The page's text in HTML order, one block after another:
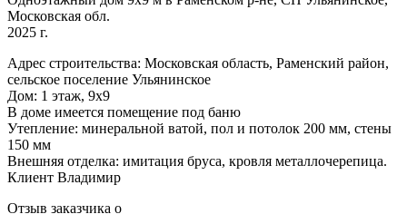
Московская обл.
2025 г.
Адрес строительства: Московская область, Раменский район,
сельское поселение Ульянинское
Дом: 1 этаж, 9х9
В доме имеется помещение под баню
Утепление: минеральной ватой, пол и потолок 200 мм, стены
150 мм
Внешняя отделка: имитация бруса, кровля металлочерепица.
Клиент Владимир
Отзыв заказчика о